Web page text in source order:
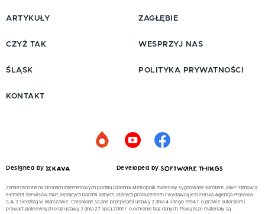
ARTYKUŁY
CZYŻ TAK
ŚLĄSK
ZAGŁĘBIE
WESPRZYJ NAS
POLITYKA PRYWATNOŚCI
KONTAKT
Designed by Developed by
Zamieszczone na stronach internetowych portalu Dziennik Metropolii materiały sygnowane skrótem „PAP” stanowią
element Serwisów PAP, będących bazami danych, których producentem i wydawcą jest Polska Agencja Prasowa
S.A. z siedzibą w Warszawie. Chronione są one przepisami ustawy z dnia 4 lutego 1994 r. o prawie autorskim i
prawach pokrewnych oraz ustawy z dnia 27 lipca 2001 r. o ochronie baz danych. Powyższe materiały są